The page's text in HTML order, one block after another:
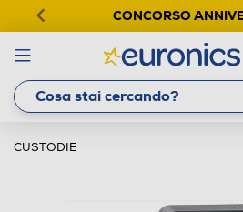
CONCORSO
CUSTODIE